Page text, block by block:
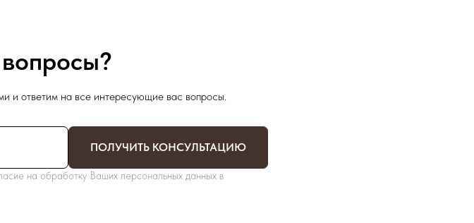
и ответим на все интересующие вас вопросы.
на обработку Ваших персональных данных в
ПОЛУЧИТЬ КОНСУЛЬТАЦИЮ